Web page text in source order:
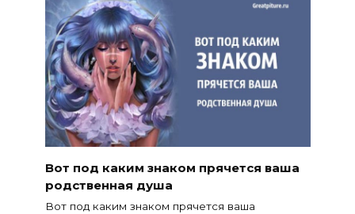
Вот под каким знаком прячется ваша
родственная душа
Вот под каким знаком прячется ваша